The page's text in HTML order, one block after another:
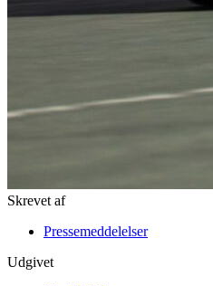
Skrevet af
Pressemeddelelser
Udgivet